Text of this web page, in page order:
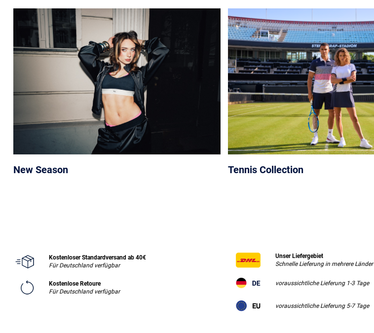
New Season Tennis Collection
Kostenloser Standardversand ab 40€
Für Deutschland verfügbar
Kostenlose Retoure
Für Deutschland verfügbar
Unser Liefergebiet
Schnelle Lieferung in mehrere Länder
voraussichtliche Lieferung 1-3 Tage
voraussichtliche Lieferung 5-7 Tage